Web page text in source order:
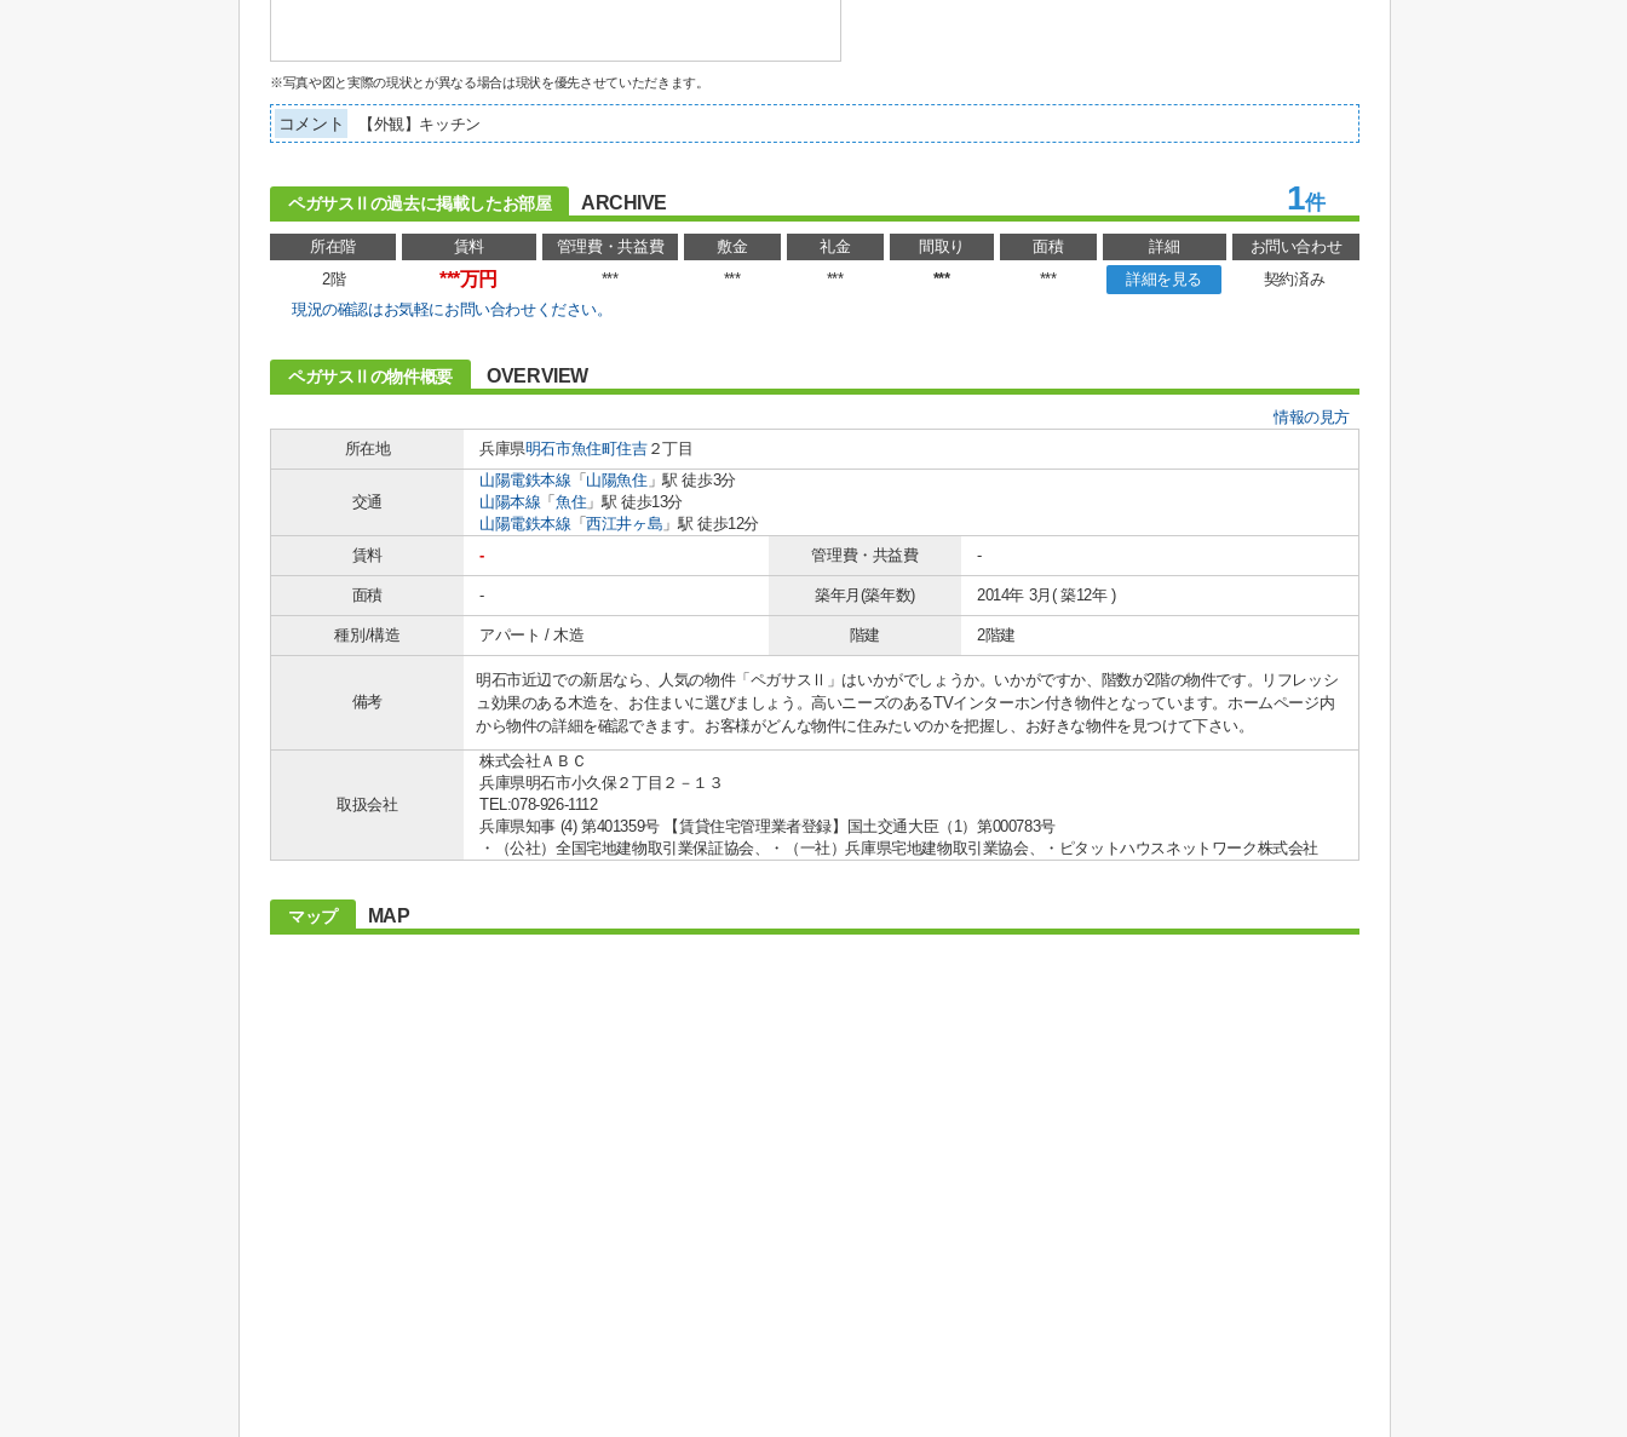
※写真や図と実際の現状とが異なる場合は現状を優先させていただきます。
コメント 【外観】キッチン
ペガサスⅡの過去に掲載したお部屋 ARCHIVE 1件
所在階 賃料 管理費・共益費 敷金 礼金 間取り 面積 詳細
お問い合わせ
2階
***万円 *** *** *** *** *** 詳細を見る
契約済み
現況の確認はお気軽にお問い合わせください。
ペガサスⅡの物件概要 OVERVIEW
情報の見方
所在地
兵庫県明石市魚住町住吉２丁目
交通
山陽電鉄本線 「 山陽魚住 」駅 徒歩3分
山陽本線 「魚住 」駅 徒歩13分
山陽電鉄本線 「西江井ヶ島 」駅 徒歩12分
賃料
- 管理費・共益費 -
面積 - 築年月(築年数) 2014年 3月( 築12年 )
種別/構造 アパート / 木造 階建 2階建
備考
明石市近辺での新居なら、人気の物件「ペガサスⅡ」はいかがでしょうか。いかがですか、階数が2階の物件です。リフレッシ
ュ効果のある木造を、お住まいに選びましょう。高いニーズのあるTVインターホン付き物件となっています。ホームページ内
から物件の詳細を確認できます。お客様がどんな物件に住みたいのかを把握し、お好きな物件を見つけて下さい。
取扱会社
株式会社ＡＢＣ
兵庫県明石市小久保２丁目２－１３
TEL:078-926-1112
兵庫県知事 (4) 第401359号 【賃貸住宅管理業者登録】国土交通大臣（1）第000783号
・（公社）全国宅地建物取引業保証協会、・（一社）兵庫県宅地建物取引業協会、・ピタットハウスネットワーク株式会社
マップ MAP